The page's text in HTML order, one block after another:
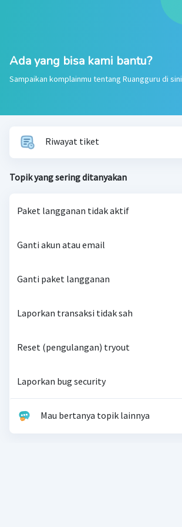
Ada yang bisa kami bantu?
Sampaikan komplainmu tentang Ruangguru di sini
Riwayat tiket
Topik yang sering ditanyakan
Paket langganan tidak aktif
Ganti akun atau email
Ganti paket langganan
Laporkan transaksi tidak sah
Reset (pengulangan) tryout
Laporkan bug security
Mau bertanya topik lainnya